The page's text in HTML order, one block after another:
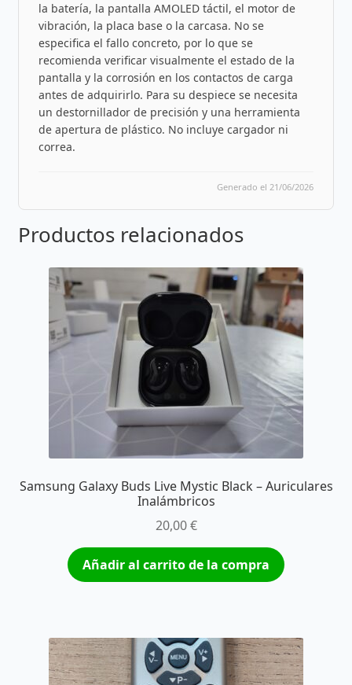
la batería, la pantalla AMOLED táctil, el motor de
vibración, la placa base o la carcasa. No se
especifica el fallo concreto, por lo que se
recomienda verificar visualmente el estado de la
pantalla y la corrosión en los contactos de carga
antes de adquirirlo. Para su despiece se necesita
un destornillador de precisión y una herramienta
de apertura de plástico. No incluye cargador ni
correa.
Generado el 21/06/2026
Productos relacionados
Samsung Galaxy Buds Live Mystic Black – Auriculares
Inalámbricos
20,00€
Añadir al carrito de la compra